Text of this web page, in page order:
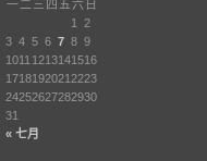
一 二 三 四 五六 日
« 七月
1
2
3 4 5 6 7 8 9
1011 1213141516
1718192021 2223
24252627282930
31